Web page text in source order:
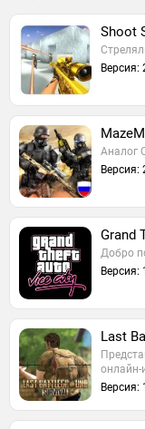
Shoot
Версия:
Аналог
Версия:
Grand
Добро
Версия:
Last
онлайн-
Версия: